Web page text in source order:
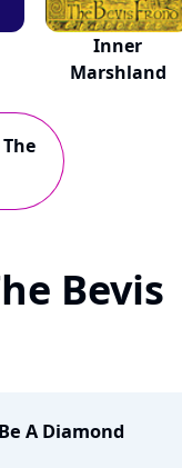
Inner
Marshland
Bevis
A Diamond